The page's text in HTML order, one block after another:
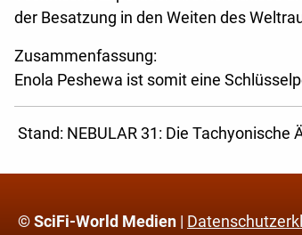
der Besatzung in den Weiten des
Zusammenfassung:
Enola Peshewa ist somit eine
Stand: NEBULAR 31: Die Tachyonische
© SciFi-World Medien |